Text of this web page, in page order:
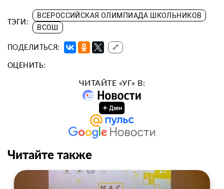
ТЭГИ:
ВСЕРОССИЙСКАЯ ОЛИМПИАДА ШКОЛЬНИКОВ
ВСОШ
ПОДЕЛИТЬСЯ: 🔗
ОЦЕНИТЬ:
ЧИТАЙТЕ «УГ» В:
Читайте также